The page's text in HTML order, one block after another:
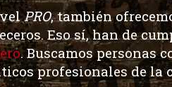
PRO, también
Eso sí, han de
. Buscamos personas
profesionales de la